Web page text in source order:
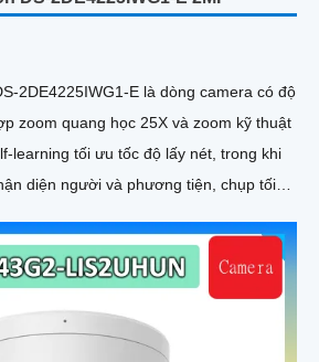
2DE4225IWG1-E là dòng camera có độ
zoom quang học 25X và zoom kỹ thuật
learning tối ưu tốc độ lấy nét, trong khi
diện người và phương tiện, chụp tối